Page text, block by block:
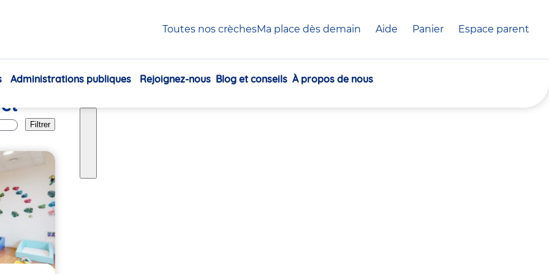
Toutes nos crèchesMa place dès demain Aide Panier crèche(s)
Espace parent
Navigation
Administrations publiques Rejoignez-nous Blog et conseils À propos de nous
Filtrer
30
30